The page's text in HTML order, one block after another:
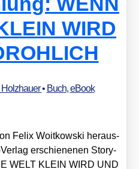
WIRD
Holzhauer• Buch,eBook
Felix Woit­kow­ski her­aus­
erschie­ne­nen Sto­ry­
WELT KLEIN WIRD UND